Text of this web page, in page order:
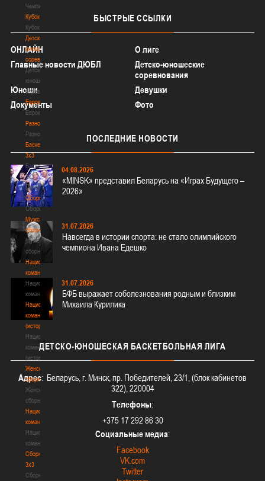
Чемпионат
Кубок
Кубок
Детско-
юношеские
соревнования
Детско-
юношеские
соревнования
Еврокубки
Еврокубки
Разное
Разное
Баскетбол
3х3
Баскетбол
3х3
Лого[modid=121]
Сборные
Сборные
Мужские
сборные
Мужские
сборные
Национальная
команда
Национальная
команда
Национальная
команда
(история)
Национальная
команда
(история)
Женские
сборные
Женские
сборные
Национальная
команда
Национальная
команда
Сборные
3х3
Сборные
БЫСТРЫЕ ССЫЛКИ
ОНЛАЙН
О лиге
Главные новости ДЮБЛ
Детско-юношеские
соревнования
Юноши
Девушки
Документы
Фото
ПОСЛЕДНИЕ НОВОСТИ
04.08.2026
«MINSK» представил Беларусь на «Играх Будущего –
2026»
31.07.2026
Навсегда в истории спорта: не стало олимпийского
чемпиона Ивана Едешко
31.07.2026
БФБ выражает соболезнования родным и близким
Михаила Курилика
ДЕТСКО-ЮНОШЕСКАЯ БАСКЕТБОЛЬНАЯ ЛИГА
Адрес: Беларусь, г. Минск, пр. Победителей, 23/1, (блок кабинетов
322), 220004
Телефоны:
+375 17 292 86 30
Социальные медиа:
Facebook
VK.com
Twitter